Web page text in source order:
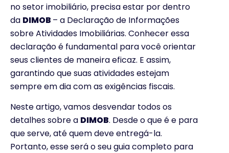
no setor imobiliário, precisa estar por dentro
da DIMOB – a Declaração de Informações
sobre Atividades Imobiliárias. Conhecer essa
declaração é fundamental para você orientar
seus clientes de maneira eficaz. E assim,
garantindo que suas atividades estejam
sempre em dia com as exigências fiscais.
Neste artigo, vamos desvendar todos os
detalhes sobre a DIMOB. Desde o que é e para
que serve, até quem deve entregá-la.
Portanto, esse será o seu guia completo para